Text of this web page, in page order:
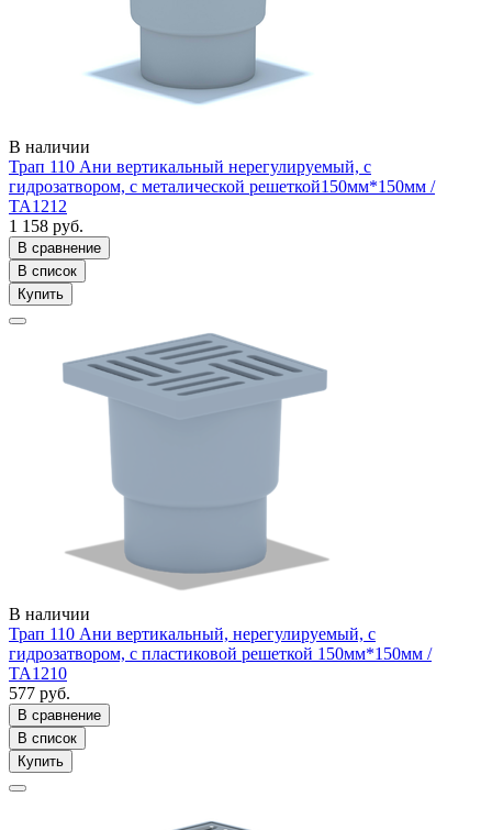
В наличии
Трап 110 Ани вертикальный нерегулируемый, с
гидрозатвором, с металической решеткой150мм*150мм /
ТА1212
1 158 руб.
В сравнение
В список
Купить
В наличии
Трап 110 Ани вертикальный, нерегулируемый, с
гидрозатвором, с пластиковой решеткой 150мм*150мм /
ТА1210
577 руб.
В сравнение
В список
Купить